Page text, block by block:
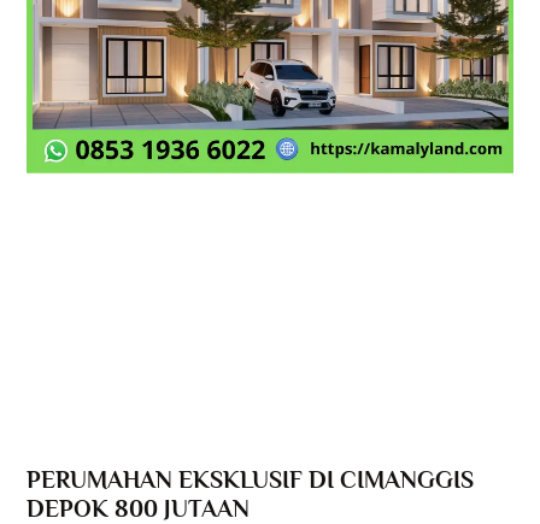
PERUMAHAN EKSKLUSIF DI CIMANGGIS
DEPOK 800 JUTAAN